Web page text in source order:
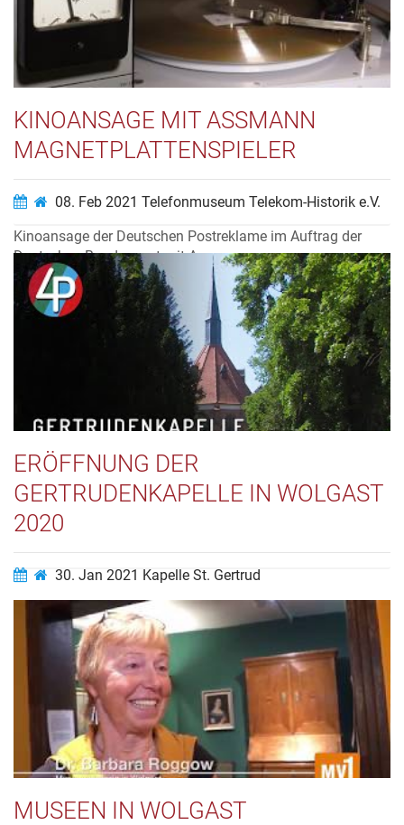
Video ansehen…
KINOANSAGE MIT ASSMANN
MAGNETPLATTENSPIELER
08. Feb 2021 Telefonmuseum Telekom-Historik e.V.
Kinoansage der Deutschen Postreklame im Auftrag der
Deutschen Bundespost mit Assmann
Magnetplattenspieler. Ein Ansagegerät aus unserer
Sammlung, auf dem noch eine original Kinoansage
erhalten ist. Das was auf dem Bild wie eine Schallplatte
aussieht, ist in Wirklichkeit ein Magnet...
ERÖFFNUNG DER
GERTRUDENKAPELLE IN WOLGAST
2020
30. Jan 2021 Kapelle St. Gertrud
Video ansehen…
MUSEEN IN WOLGAST